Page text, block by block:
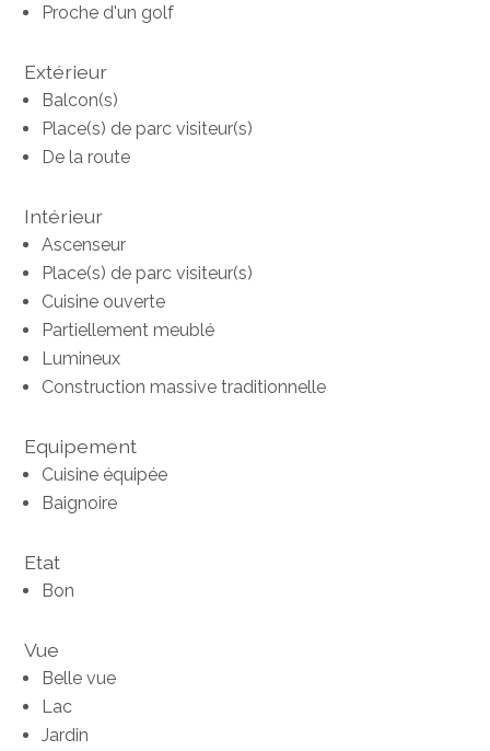
Proche d'un golf
Extérieur
Balcon(s)
Place(s) de parc visiteur(s)
De la route
Intérieur
Ascenseur
Place(s) de parc visiteur(s)
Cuisine ouverte
Partiellement meublé
Lumineux
Construction massive traditionnelle
Equipement
Cuisine équipée
Baignoire
Etat
Bon
Vue
Belle vue
Lac
Jardin